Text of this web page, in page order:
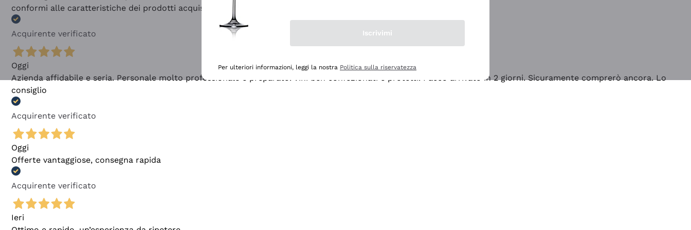
conformi alle caratteristiche dei prodotti acquistati
Acquirente verificato
Oggi
Azienda affidabile e seria. Personale molto professionale e preparato. Vini ben confezionati e protetti. Pacco arrivato in 2 giorni. Sicuramente comprerò ancora. Lo
consiglio
Acquirente verificato
Oggi
Offerte vantaggiose, consegna rapida
Acquirente verificato
Ieri
Iscrivimi
Per ulteriori informazioni, leggi la nostra Politica sulla riservatezza